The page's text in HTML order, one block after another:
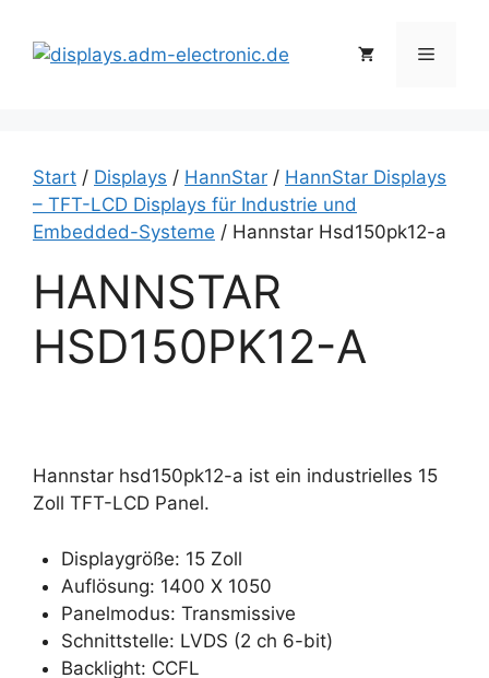
Inhalt
springen
Menü
Start / Displays / HannStar / HannStar Displays
– TFT-LCD Displays für Industrie und
Embedded-Systeme / Hannstar Hsd150pk12-a
HANNSTAR
HSD150PK12-A
Hannstar hsd150pk12-a ist ein industrielles 15
Zoll TFT-LCD Panel.
Displaygröße: 15 Zoll
Auflösung: 1400 X 1050
Panelmodus: Transmissive
Schnittstelle: LVDS (2 ch 6-bit)
Backlight: CCFL